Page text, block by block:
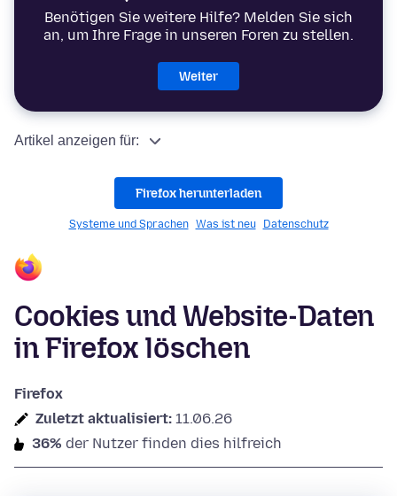
Benötigen Sie weitere Hilfe? Melden Sie sich
an, um Ihre Frage in unseren Foren zu stellen.
Weiter
Artikel anzeigen für:
Firefox herunterladen
Systeme und Sprachen Was ist neu Datenschutz
Cookies und Website-Daten
in Firefox löschen
Firefox
Zuletzt aktualisiert: 11.06.26
36% der Nutzer finden dies hilfreich